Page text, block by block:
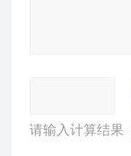
请输入计算结果